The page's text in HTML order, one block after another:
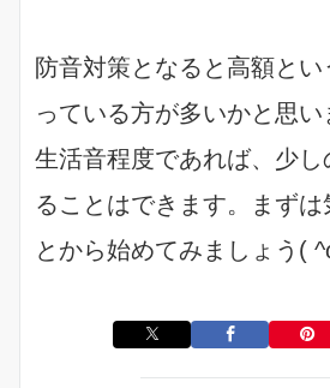
防音対策となると高額と
っている方が多いかと思
生活音程度であれば、少
ることはできます。まずは
とから始めてみましょう(